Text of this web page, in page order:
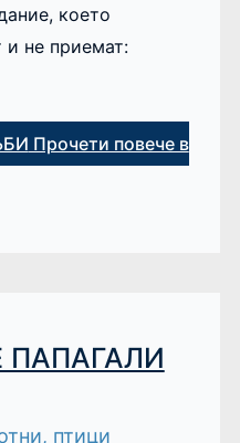
което
и не приемат:
Прочети повече в
, птици